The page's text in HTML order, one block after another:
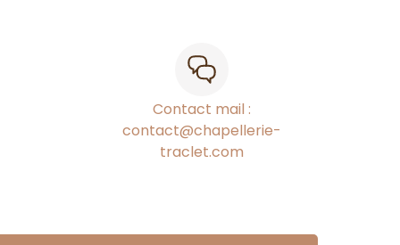
Contact mail :
contact@chapellerie-
traclet.com